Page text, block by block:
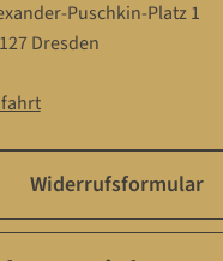
Puschkin-Platz 1
Dresden
Widerrufsformular